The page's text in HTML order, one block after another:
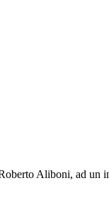
Aliboni, ad un